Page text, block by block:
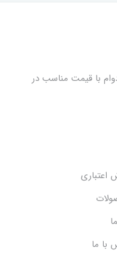
با قیمت مناسب در
اعتباری
با ما